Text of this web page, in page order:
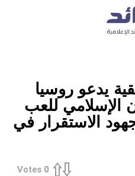
يدعو روسيا
الإسلامي للعب
الاستقرار في
0
Votes